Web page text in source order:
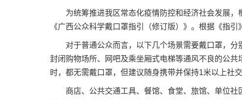
为统筹推进我区常态化疫情防控和经济社会发展，
《广西公众科学戴口罩指引（修订版）》。根据《指
对于普通公众而言，以下几个场景需要戴口罩，分
封闭购物场所、网吧及乘坐厢式电梯等通风不良的公
时，都无需戴口罩，但建议随身携带并保持1米以上社交
商店、公共交通工具、餐馆、食堂、旅馆、单位社